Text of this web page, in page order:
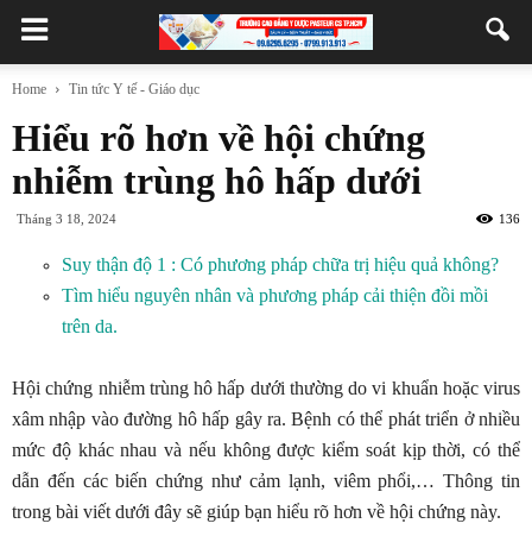
Home Tin tức Y tế - Giáo dục
Hiểu rõ hơn về hội chứng
nhiễm trùng hô hấp dưới
Tháng 3 18, 2024 136
Suy thận độ 1 : Có phương pháp chữa trị hiệu quả không?
Tìm hiểu nguyên nhân và phương pháp cải thiện đồi mồi
trên da.
Hội chứng nhiễm trùng hô hấp dưới thường do vi khuẩn hoặc virus
xâm nhập vào đường hô hấp gây ra. Bệnh có thể phát triển ở nhiều
mức độ khác nhau và nếu không được kiểm soát kịp thời, có thể
dẫn đến các biến chứng như cảm lạnh, viêm phổi,… Thông tin
trong bài viết dưới đây sẽ giúp bạn hiểu rõ hơn về hội chứng này.